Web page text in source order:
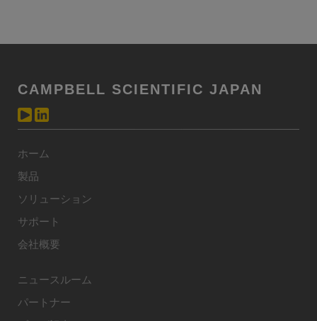
CAMPBELL SCIENTIFIC JAPAN
ホーム
製品
ソリューション
サポート
会社概要
ニュースルーム
パートナー